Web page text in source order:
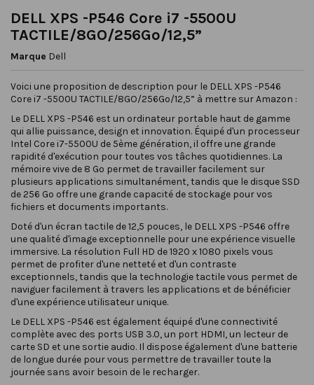
DELL XPS -P546 Core i7 -5500U
TACTILE/8GO/256Go/12,5”
Marque Dell
Voici une proposition de description pour le DELL XPS -P546
Core i7 -5500U TACTILE/8GO/256Go/12,5” à mettre sur Amazon :
Le DELL XPS -P546 est un ordinateur portable haut de gamme
qui allie puissance, design et innovation. Équipé d'un processeur
Intel Core i7-5500U de 5ème génération, il offre une grande
rapidité d'exécution pour toutes vos tâches quotidiennes. La
mémoire vive de 8 Go permet de travailler facilement sur
plusieurs applications simultanément, tandis que le disque SSD
de 256 Go offre une grande capacité de stockage pour vos
fichiers et documents importants.
Doté d'un écran tactile de 12,5 pouces, le DELL XPS -P546 offre
une qualité d'image exceptionnelle pour une expérience visuelle
immersive. La résolution Full HD de 1920 x 1080 pixels vous
permet de profiter d'une netteté et d'un contraste
exceptionnels, tandis que la technologie tactile vous permet de
naviguer facilement à travers les applications et de bénéficier
d'une expérience utilisateur unique.
Le DELL XPS -P546 est également équipé d'une connectivité
complète avec des ports USB 3.0, un port HDMI, un lecteur de
carte SD et une sortie audio. Il dispose également d'une batterie
de longue durée pour vous permettre de travailler toute la
journée sans avoir besoin de le recharger.